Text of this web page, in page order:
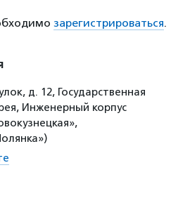
зарегистрироваться.
д. 12, Государственная
Инженерный корпус